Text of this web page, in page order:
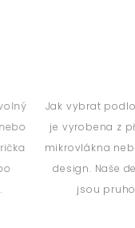
Jak vybrat podložku
je vyrobena z
mikrovlákna nebo z
design. Naše
jsou